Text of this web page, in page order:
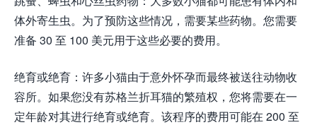
体外寄生虫。为了预防这些情况，需要某些药物。您需要
准备 30 至 100 美元用于这些必要的费用。
绝育或绝育：许多小猫由于意外怀孕而最终被送往动物收
容所。如果您没有苏格兰折耳猫的繁殖权，您将需要在一
定年龄对其进行绝育或绝育。该程序的费用可能在 200 至